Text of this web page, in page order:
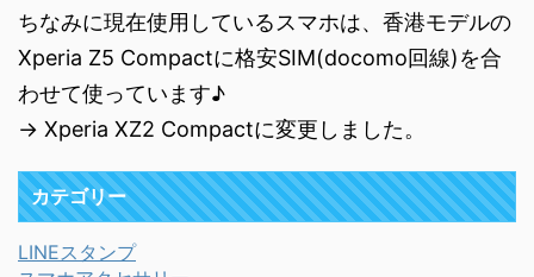
ちなみに現在使用しているスマホは、香港モデルの
Xperia Z5 Compactに格安SIM(docomo回線)を合
わせて使っています♪
→ Xperia XZ2 Compactに変更しました。
カテゴリー
LINEスタンプ